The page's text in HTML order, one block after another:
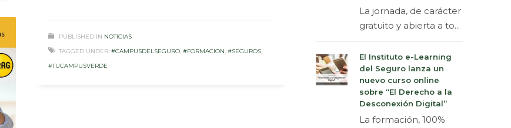
PUBLISHED IN NOTICIAS
TAGGED UNDER: #CAMPUSDELSEGURO, #FORMACION, #SEGUROS,
#TUCAMPUSVERDE
La jornada, de carácter
gratuito y abierta a to...
El Instituto e-Learning
del Seguro lanza un
nuevo curso online
sobre “El Derecho a la
Desconexión Digital”
La formación, 100%